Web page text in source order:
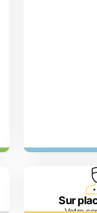
Sur
Votre